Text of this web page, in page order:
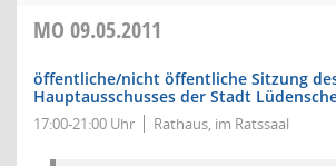
MO 09.05.2011
öffentliche/nicht öffentliche Sitzung
Hauptausschusses der Stadt
17:00-21:00 Uhr Rathaus, im Ratssaal